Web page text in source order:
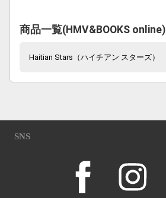
商品一覧(HMV&BOOKS online)
Haitian Stars（ハイチアン スターズ）
SNS